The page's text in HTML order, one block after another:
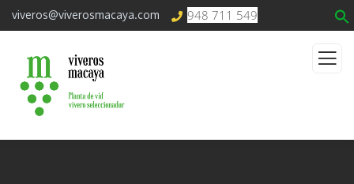
viveros@viverosmacaya.com 948 711 549